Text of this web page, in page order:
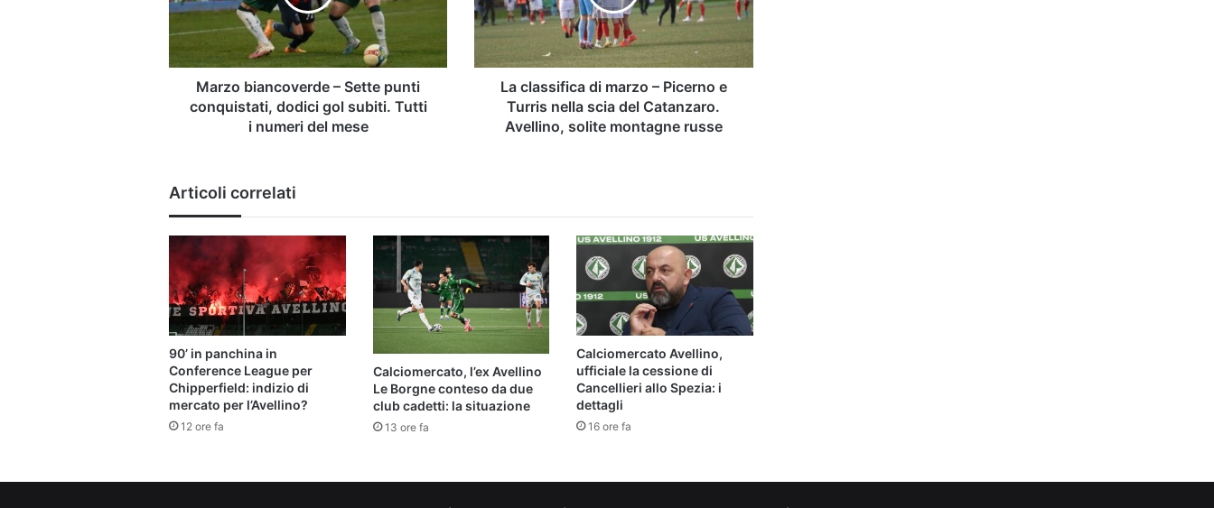
conquistati,
dodici
subiti.
Marzo biancoverde – Sette punti
conquistati, dodici gol subiti. Tutti
i numeri del mese
Picerno
e
nella
Catanzaro.
La classifica di marzo – Picerno e
Turris nella scia del Catanzaro.
Avellino, solite montagne russe
Articoli correlati
90’ in panchina in
Conference League per
Chipperfield: indizio di
mercato per l’Avellino?
12 ore fa
Calciomercato, l’ex Avellino
Le Borgne conteso da due
club cadetti: la situazione
13 ore fa
Calciomercato Avellino,
ufficiale la cessione di
Cancellieri allo Spezia: i
dettagli
16 ore fa